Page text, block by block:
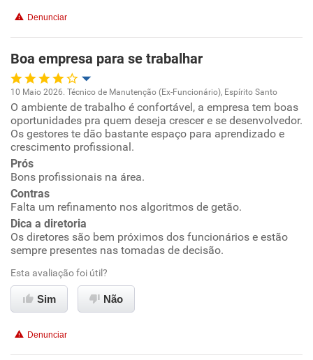
Denunciar
Boa empresa para se trabalhar
Oportunidade de promoção
Ambiente de trabalho
Conciliação com a vida familiar
Benefícios
Recomenda esta empresa
Recomenda a diretoria
10 Maio 2026. Técnico de Manutenção (Ex-Funcionário), Espírito Santo
O ambiente de trabalho é confortável, a empresa tem boas
oportunidades pra quem deseja crescer e se desenvolvedor.
Os gestores te dão bastante espaço para aprendizado e
crescimento profissional.
Prós
Bons profissionais na área.
Contras
Falta um refinamento nos algoritmos de getão.
Dica a diretoria
Os diretores são bem próximos dos funcionários e estão
sempre presentes nas tomadas de decisão.
Esta avaliação foi útil?
Sim Não
Denunciar